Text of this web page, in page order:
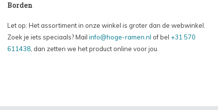
Borden
Let op: Het assortiment in onze winkel is groter dan de webwinkel.
Zoek je iets speciaals? Mail info@hoge-ramen.nl of bel +31 570
611438, dan zetten we het product online voor jou.